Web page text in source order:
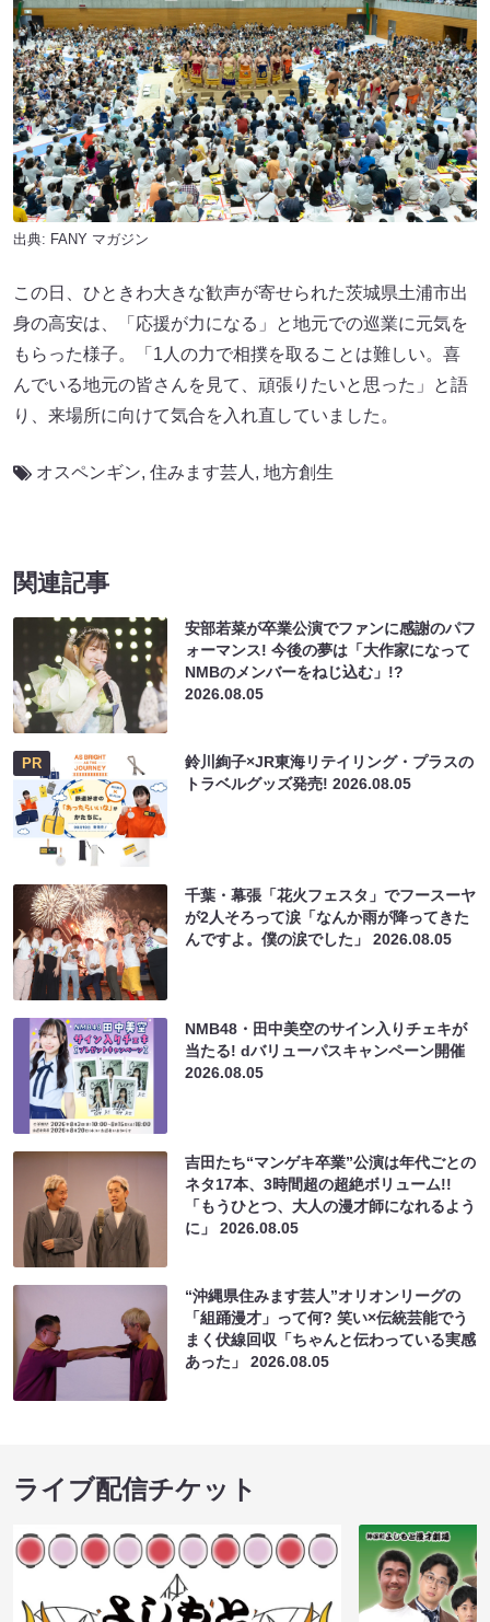
出典: FANY マガジン
この日、ひときわ大きな歓声が寄せられた茨城県土浦市出
身の高安は、「応援が力になる」と地元での巡業に元気を
もらった様子。「1人の力で相撲を取ることは難しい。喜
んでいる地元の皆さんを見て、頑張りたいと思った」と語
り、来場所に向けて気合を入れ直していました。
オスペンギン, 住みます芸人 , 地方創生
関連記事
安部若菜が卒業公演でファンに感謝のパフ
ォーマンス! 今後の夢は「大作家になって
NMBのメンバーをねじ込む」!?
2026.08.05
PR
鈴川絢子×JR東海リテイリング・プラスの
トラベルグッズ発売!2026.08.05
千葉・幕張「花火フェスタ」でフースーヤ
が2人そろって涙「なんか雨が降ってきた
んですよ。僕の涙でした」2026.08.05
NMB48・田中美空のサイン入りチェキが
当たる! dバリューパスキャンペーン開催
2026.08.05
吉田たち“マンゲキ卒業”公演は年代ごとの
ネタ17本、3時間超の超絶ボリューム!!
「もうひとつ、大人の漫才師になれるよう
に」2026.08.05
“沖縄県住みます芸人”オリオンリーグの
「組踊漫才」って何? 笑い×伝統芸能でう
まく伏線回収「ちゃんと伝わっている実感
あった」2026.08.05
ライブ配信チケット